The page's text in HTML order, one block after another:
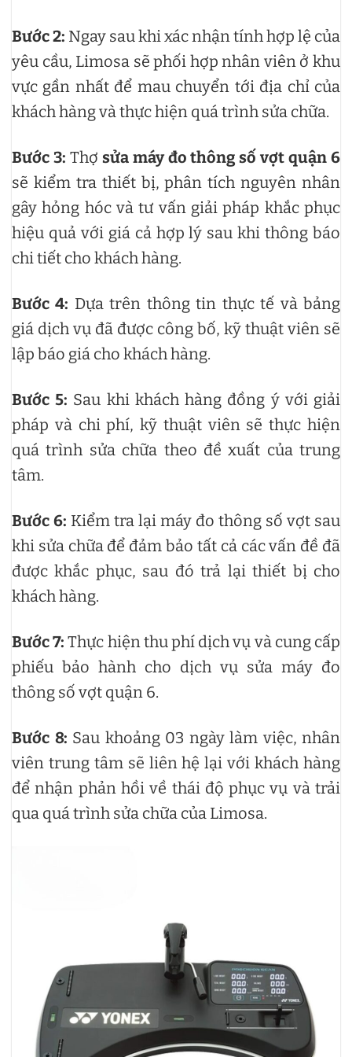
Bước 2: Ngay sau khi xác nhận tính hợp lệ của
yêu cầu, Limosa sẽ phối hợp nhân viên ở khu
vực gần nhất để mau chuyển tới địa chỉ của
khách hàng và thực hiện quá trình sửa chữa.
Bước 3: Thợ sửa máy đo thông số vợt quận 6
sẽ kiểm tra thiết bị, phân tích nguyên nhân
gây hỏng hóc và tư vấn giải pháp khắc phục
hiệu quả với giá cả hợp lý sau khi thông báo
chi tiết cho khách hàng.
Bước 4: Dựa trên thông tin thực tế và bảng
giá dịch vụ đã được công bố, kỹ thuật viên sẽ
lập báo giá cho khách hàng.
Bước 5: Sau khi khách hàng đồng ý với giải
pháp và chi phí, kỹ thuật viên sẽ thực hiện
quá trình sửa chữa theo đề xuất của trung
tâm.
Bước 6: Kiểm tra lại máy đo thông số vợt sau
khi sửa chữa để đảm bảo tất cả các vấn đề đã
được khắc phục, sau đó trả lại thiết bị cho
khách hàng.
Bước 7:Thực hiện thu phí dịch vụ và cung cấp
phiếu bảo hành cho dịch vụ sửa máy đo
thông số vợt quận 6.
Bước 8: Sau khoảng 03 ngày làm việc, nhân
viên trung tâm sẽ liên hệ lại với khách hàng
để nhận phản hồi về thái độ phục vụ và trải
qua quá trình sửa chữa của Limosa.